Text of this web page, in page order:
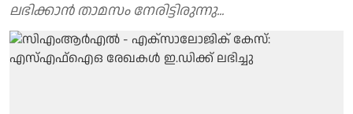
ലഭിക്കാൻ താമസം നേരിട്ടിരുന്നു...